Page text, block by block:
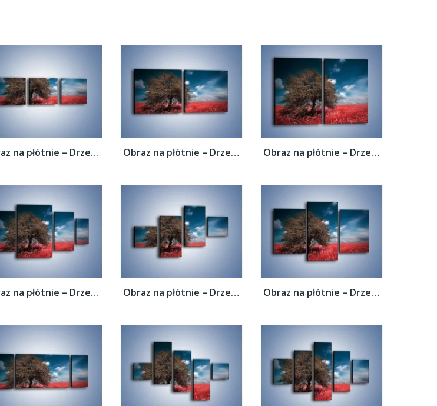
Obraz na płótnie – Drzewo na czerwonej... Obraz na płótnie – Drzewo na czerwonej... Obraz na płótnie – Drzewo na czerwonej...
Obraz na płótnie – Drzewo na czerwonej... Obraz na płótnie – Drzewo na czerwonej... Obraz na płótnie – Drzewo na czerwonej...